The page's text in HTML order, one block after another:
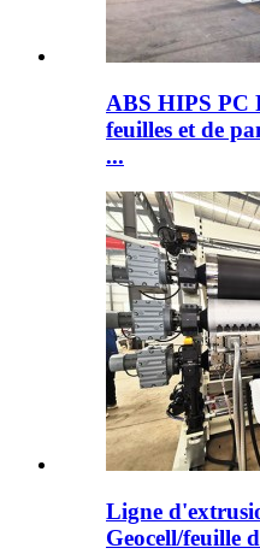
ABS HIPS PC
feuilles et de
...
Ligne
Geocell/feuille